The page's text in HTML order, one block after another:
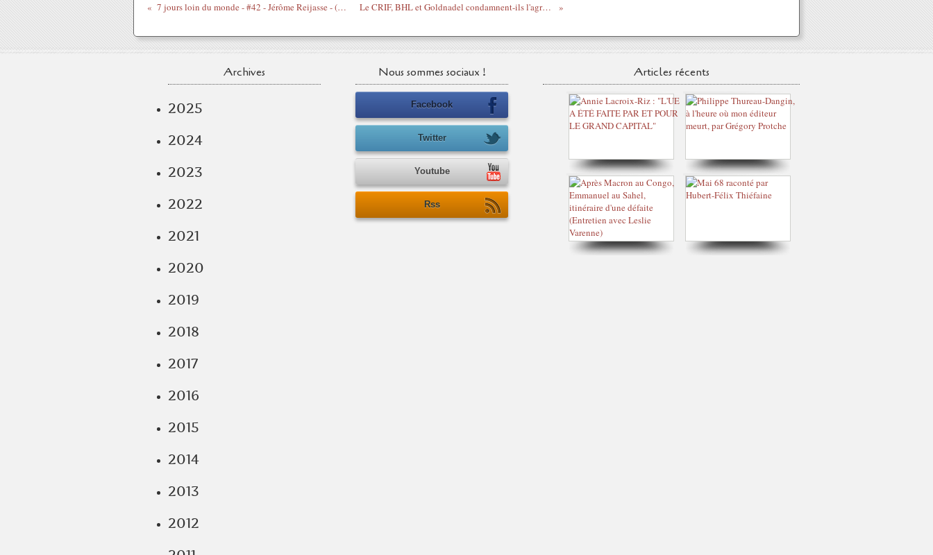
7 jours loin du monde - #42 - Jérôme Reijasse - (Descente de Polisse : Maïwenn, dessine moi un poulet) Le CRIF, BHL et Goldnadel condamnent-ils l'agression d'Houria Bouteldja par la LDJ ? - Go du moment
Archives
2025
2024
2023
2022
2021
2020
2019
2018
2017
2016
2015
2014
2013
2012
Nous sommes sociaux !
Facebook
Twitter
Youtube
Rss
Articles récents